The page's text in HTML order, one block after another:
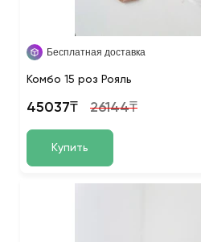
Бесплатная доставка
Комбо 15 роз Рояль
45037₸ 26144₸
Купить